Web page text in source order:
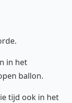
in het
ballon.
tijd ook in het